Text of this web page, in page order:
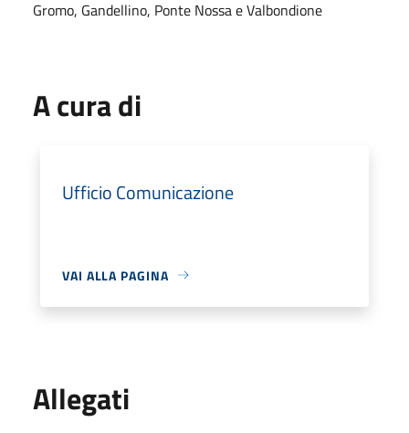
Gromo, Gandellino, Ponte Nossa e Valbondione
A cura di
Ufficio Comunicazione
VAI ALLA PAGINA
Allegati